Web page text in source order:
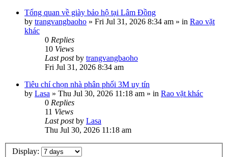
Tổng quan về giày bảo hộ tại Lâm Đồng
by trangvangbaoho » Fri Jul 31, 2026 8:34 am » in Rao vặt
khác
0 Replies
10 Views
Last postby trangvangbaoho
Fri Jul 31, 2026 8:34 am
Tiêu chí chọn nhà phân phối 3M uy tín
by Lasa » Thu Jul 30, 2026 11:18 am » in Rao vặt khác
0 Replies
11 Views
Last postby Lasa
Thu Jul 30, 2026 11:18 am
Display: